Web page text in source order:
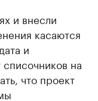
и внесли
касаются
и
на
что проект